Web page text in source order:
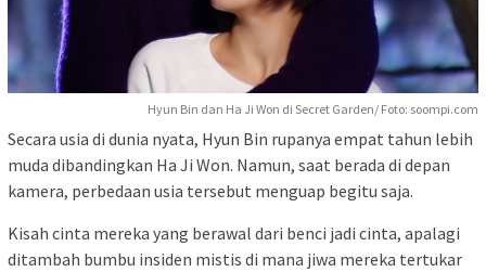
Hyun Bin dan Ha Ji Won di Secret Garden/ Foto: soompi.com
Secara usia di dunia nyata, Hyun Bin rupanya empat tahun lebih
muda dibandingkan Ha Ji Won. Namun, saat berada di depan
kamera, perbedaan usia tersebut menguap begitu saja.
Kisah cinta mereka yang berawal dari benci jadi cinta, apalagi
ditambah bumbu insiden mistis di mana jiwa mereka tertukar